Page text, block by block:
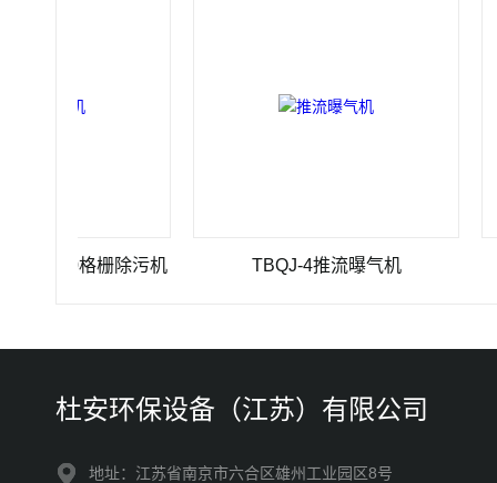
格栅除污机 TBQJ-4推流曝气机
杜安环保设备（江苏）有限公司
地址：江苏省南京市六合区雄州工业园区8号